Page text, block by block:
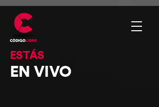
ESTÁS
EN VIVO